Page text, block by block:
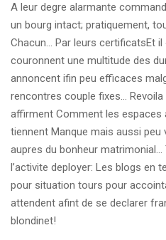
A leur degre alarmante
un bourg intact; pratiquement,
Chacun… Par leurs certificatsEt il
couronnent une multitude des
annoncent ifin peu efficaces
rencontres couple fixes…
affirment Comment les
tiennent Manque mais aussi
aupres du bonheur matrimonial…
l’activite deployer: Les blogs en
pour situation tours pour
attendent afint de se declarer
blondinet!